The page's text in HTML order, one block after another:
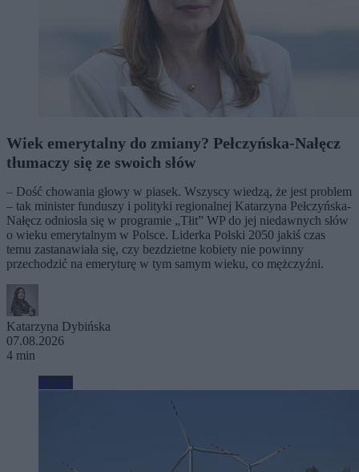
Wiek emerytalny do zmiany? Pełczyńska-Nałęcz
tłumaczy się ze swoich słów
– Dość chowania głowy w piasek. Wszyscy wiedzą, że jest problem
– tak minister funduszy i polityki regionalnej Katarzyna Pełczyńska-
Nałęcz odniosła się w programie „Tłit” WP do jej niedawnych słów
o wieku emerytalnym w Polsce. Liderka Polski 2050 jakiś czas
temu zastanawiała się, czy bezdzietne kobiety nie powinny
przechodzić na emeryturę w tym samym wieku, co mężczyźni.
Katarzyna Dybińska
07.08.2026
4 min
Biznes